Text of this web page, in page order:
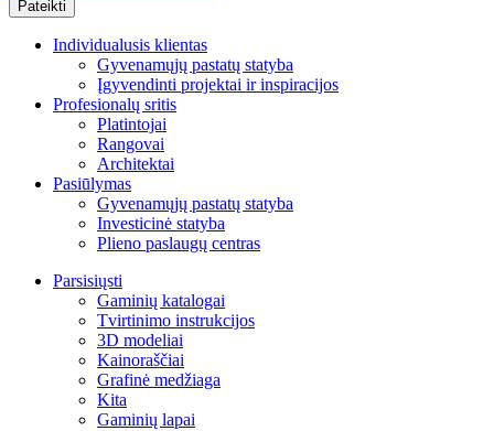
Individualusis klientas
Gyvenamųjų pastatų statyba
Įgyvendinti projektai ir inspiracijos
Profesionalų sritis
Platintojai
Rangovai
Architektai
Pasiūlymas
Gyvenamųjų pastatų statyba
Investicinė statyba
Plieno paslaugų centras
Parsisiųsti
Gaminių katalogai
Tvirtinimo instrukcijos
3D modeliai
Kainoraščiai
Grafinė medžiaga
Kita
Gaminių lapai